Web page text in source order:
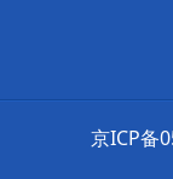
京ICP备